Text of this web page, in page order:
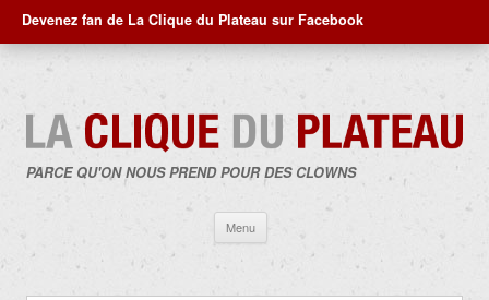
Devenez fan de La Clique du Plateau sur Facebook
PARCE QU'ON NOUS PREND POUR DES CLOWNS
Menu
contenu